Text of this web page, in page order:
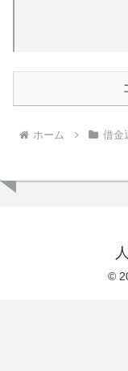
ホーム 借金
©